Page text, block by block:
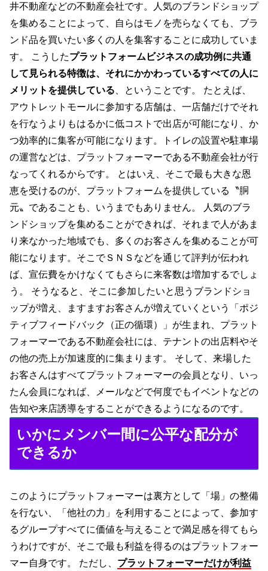
井不動産などの不動産会社です。人気のブランドショップ
を集めることによって、自らはモノを売らなくても、ブラ
ンド品を買いたい多くの人を集客することに成功していま
す。 こうしたプラットフォームビジネスの成功例に共通
して見られる特徴は、それにかかわっているすべての人に
メリットを提供している 、ということです。 たとえば、
アウトレットモールに参加する店舗は、一店舗だけでそれ
を行なうよりもはるかに低コストで出店が可能になり、か
つ効率的に集客が可能になります。トイレの設置や駐車場
の運営などは、プラットフォーマーである不動産会社が行
なってくれるからです。 とはいえ、そこで最も大きな恩
恵を受けるのが、プラットフォームを提供している〝胴
元〟であることも、いうまでもありません。 人気のブラ
ンドショップを集めることができれば、それまで人があま
り来なかった地域でも、多くのお客さんを集めることが可
能になります。そこでＳＮＳなどを通じて評判が伝われ
ば、宣伝費をかけなくてもさらに来客数は増加するでしょ
う。 そうなると、そこに参加したいと思うブランドショ
ップが増え、ますますお客さんが増えていくという「ポジ
ティブフィードバック（正の循環）」が生まれ、プラット
フォーマーである不動産会社には、テナントの出店料やそ
の他の売上が加速度的に集まります。 そして、来場した
お客さんはすべてプラットフォーマーの会員となり、いっ
たん会員になれば、メールなどで何度でもイベントなどの
告知や来店誘導をすることができるようになるのです。
いかにメンバー間に公平な配分が
できるか
このようにプラットフォーマーは裏方として「場」の整備
を行ない、「他社の力」を利用することによって、参加す
るグループすべてに価値を与えることで満足感を得てもら
うわけですが、そこで最も利益を得るのはプラットフォー
マー自身です。 ただし、 プラットフォーマーだけが利益